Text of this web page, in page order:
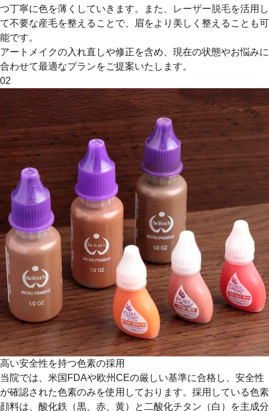
つ丁寧に色を薄くしていきます。また、
レーザー脱毛を活用し
て不要な産毛を整えることで、眉をより美しく整えることも可
能です。
アートメイクの入れ直しや修正を含め、現在の状態やお悩みに
合わせて最適なプランをご提案いたします。
02
高い安全性を持つ色素の採用
当院では、米国FDAや欧州CEの厳しい基準に合格し、安全性
が確認された色素のみを使用しております。採用している色素
顔料は、酸化鉄（黒、赤、黄）と二酸化チタン（白）を主成分